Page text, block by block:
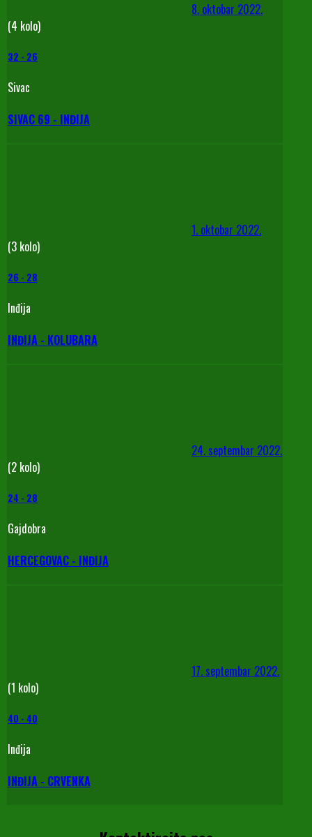
8. oktobar 2022.
(4 kolo)
32 - 26
Sivac
SIVAC 69 - INĐIJA
1. oktobar 2022.
(3 kolo)
26 - 28
Inđija
INĐIJA - KOLUBARA
24. septembar 2022.
(2 kolo)
24 - 28
Gajdobra
HERCEGOVAC - INĐIJA
17. septembar 2022.
(1 kolo)
40 - 40
Inđija
INĐIJA - CRVENKA